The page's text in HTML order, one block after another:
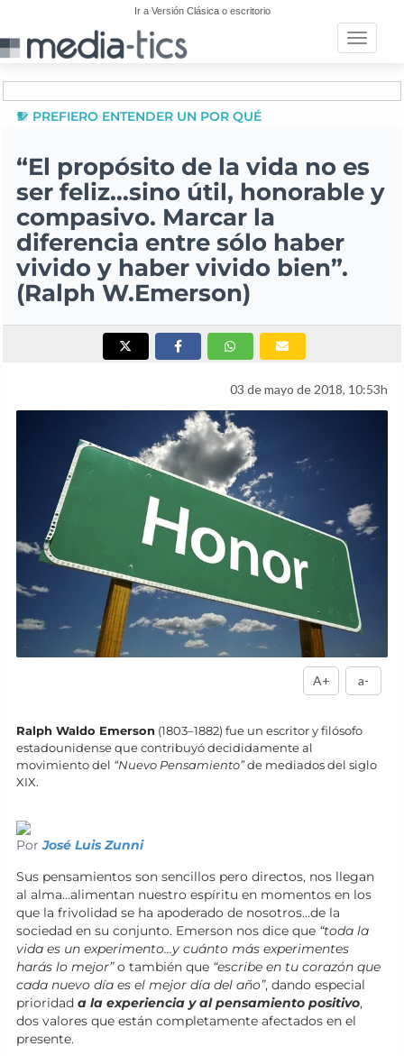
Ir a Versión Clásica o escritorio
Toggle
PREFIERO ENTENDER UN POR QUÉ
“El propósito de la vida no es
ser feliz…sino útil, honorable y
compasivo. Marcar la
diferencia entre sólo haber
vivido y haber vivido bien”.
(Ralph W.Emerson)
03 de mayo de 2018, 10:53h
A+ a-
Ralph Waldo Emerson (1803–1882) fue un escritor y filósofo
estadounidense que contribuyó decididamente al
movimiento del “Nuevo Pensamiento”de mediados del siglo
XIX.
PorJosé Luis Zunni
Sus pensamientos son sencillos pero directos, nos llegan
al alma…alimentan nuestro espíritu en momentos en los
que la frivolidad se ha apoderado de nosotros…de la
sociedad en su conjunto. Emerson nos dice que “toda la
vida es un experimento…y cuánto más experimentes
harás lo mejor”o también que “escribe en tu corazón que
cada nuevo día es el mejor día del año”, dando especial
prioridad a la experiencia y al pensamiento positivo,
dos valores que están completamente afectados en el
presente.